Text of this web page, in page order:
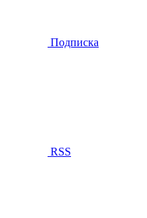
Подписка
RSS